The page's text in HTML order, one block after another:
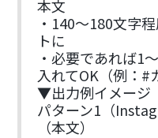
本文
・140〜180文字
トに
・必要であれば1
入れてOK（例：#
▼出力例イメージ
パターン1（
（本文）